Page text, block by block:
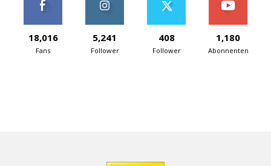
18,016
Fans
5,241
Follower
408
Follower
1,180
Abonnenten